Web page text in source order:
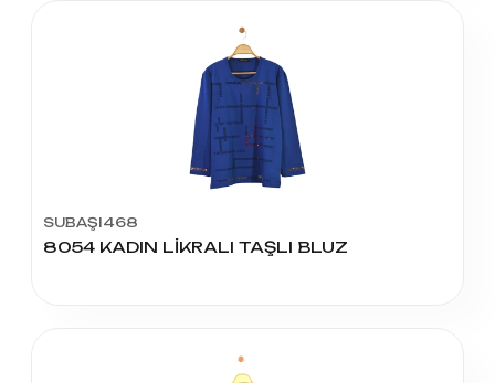
SUBAŞI468
8054 KADIN LİKRALI TAŞLI BLUZ